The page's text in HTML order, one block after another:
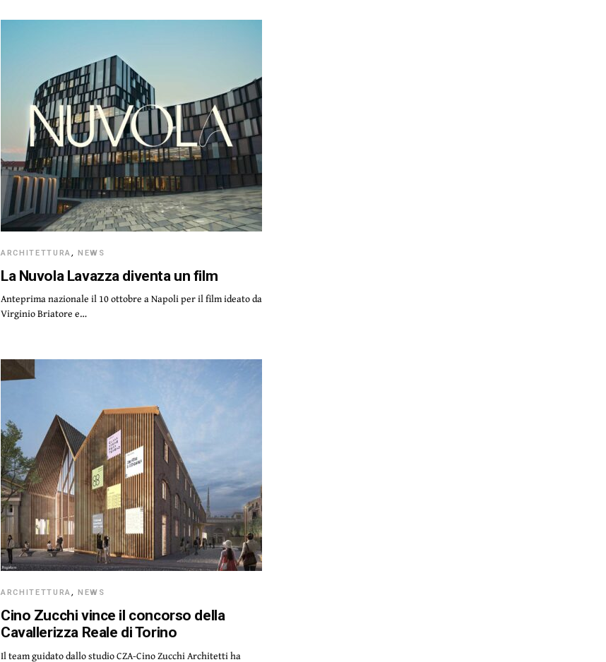
ARCHITETTURA,NEWS
La Nuvola Lavazza diventa un film
Anteprima nazionale il 10 ottobre a Napoli per il film ideato da
Virginio Briatore e…
ARCHITETTURA,NEWS
Cino Zucchi vince il concorso della
Cavallerizza Reale di Torino
Il team guidato dallo studio CZA-Cino Zucchi Architetti ha